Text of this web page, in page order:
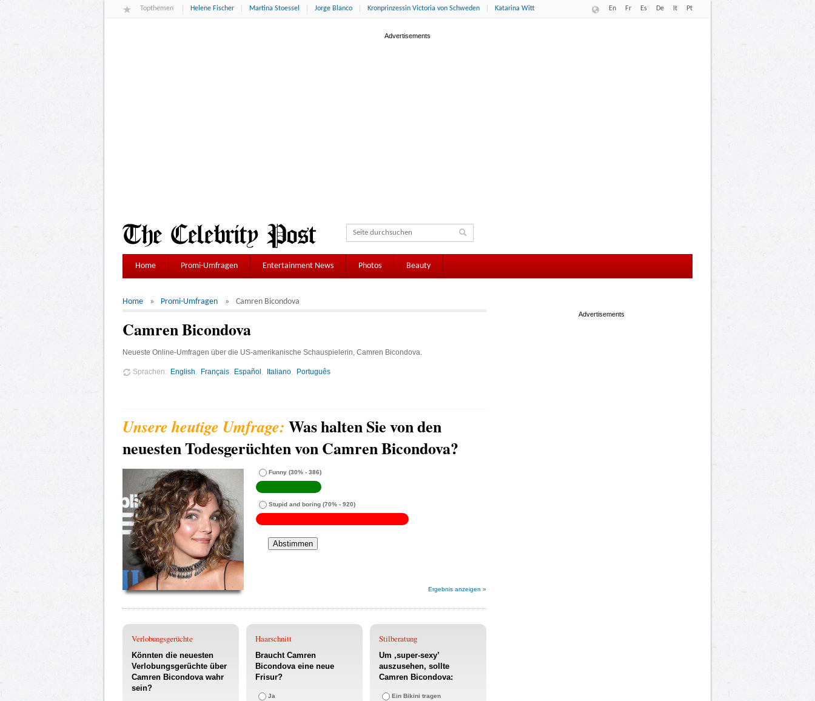
Topthemen Helene Fischer Martina Stoessel Jorge Blanco Kronprinzessin Victoria von Schweden Katarina Witt En Fr Es De It Pt
Home Promi-Umfragen Entertainment News Photos Beauty
Home Promi-Umfragen Camren Bicondova
Camren Bicondova
Neueste Online-Umfragen über die US-amerikanische Schauspielerin, Camren Bicondova.
Sprachen English Français Español Italiano Português
Was halten Sie von den
neuesten Todesgerüchten von Camren Bicondova?
Funny (30% - 386)
Stupid and boring (70% - 920)
Ergebnis anzeigen »
Verlobungsgerüchte
Könnten die neuesten
Verlobungsgerüchte über
Camren Bicondova wahr
sein?
Haarschnitt
Braucht Camren
Bicondova eine neue
Frisur?
Ja
Stilberatung
Um ‚super-sexy’
auszusehen, sollte
Camren Bicondova:
Ein Bikini tragen